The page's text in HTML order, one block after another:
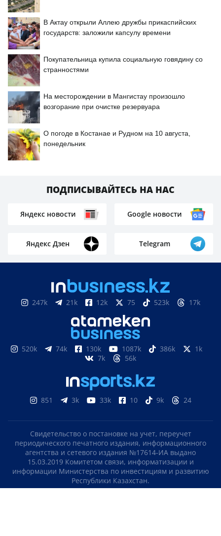
В Актау открыли Аллею дружбы прикаспийских
государств: заложили капсулу времени
Покупательница купила социальную говядину со
странностями
На месторождении в Мангистау произошло
возгорание при очистке резервуара
О погоде в Костанае и Рудном на 10 августа,
понедельник
ПОДПИСЫВАЙТЕСЬ НА НАС
Яндекс новости Google новости
Яндекс Дзен Telegram
247k 21k 12k 75 523k 17k
520k 74k 130k 1087k 386k
1k
7k
56k
851 3k 33k 10 9k 24
Свидетельство о постановке на учет, переучет
периодического печатного издания, информационного
агентства и сетевого издания №17614-ИА выдано
15.03.2019 Комитетом связи, информатизации и
информации Министерства по инвестициям и развитию
Республики Казахстан.